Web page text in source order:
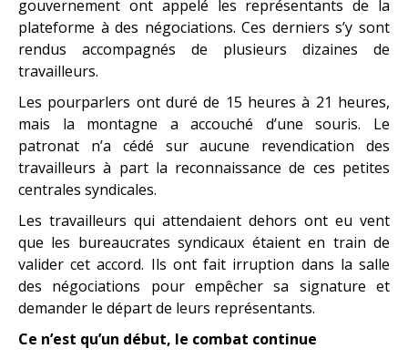
gouvernement ont appelé les représentants de la
plateforme à des négociations. Ces derniers s’y sont
rendus accompagnés de plusieurs dizaines de
travailleurs.
Les pourparlers ont duré de 15 heures à 21 heures,
mais la montagne a accouché d’une souris. Le
patronat n’a cédé sur aucune revendication des
travailleurs à part la reconnaissance de ces petites
centrales syndicales.
Les travailleurs qui attendaient dehors ont eu vent
que les bureaucrates syndicaux étaient en train de
valider cet accord. Ils ont fait irruption dans la salle
des négociations pour empêcher sa signature et
demander le départ de leurs représentants.
Ce n’est qu’un début, le combat continue